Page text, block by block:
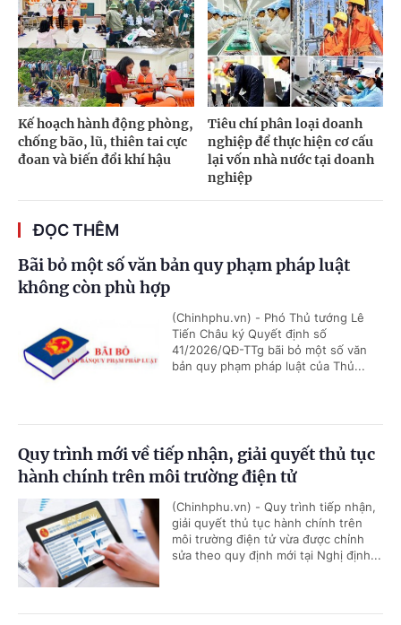
Kế hoạch hành động phòng,
chống bão, lũ, thiên tai cực
đoan và biến đổi khí hậu
Tiêu chí phân loại doanh
nghiệp để thực hiện cơ cấu
lại vốn nhà nước tại doanh
nghiệp
ĐỌC THÊM
Bãi bỏ một số văn bản quy phạm pháp luật
không còn phù hợp
(Chinhphu.vn) - Phó Thủ tướng Lê
Tiến Châu ký Quyết định số
41/2026/QĐ-TTg bãi bỏ một số văn
bản quy phạm pháp luật của Thủ...
Quy trình mới về tiếp nhận, giải quyết thủ tục
hành chính trên môi trường điện tử
(Chinhphu.vn) - Quy trình tiếp nhận,
giải quyết thủ tục hành chính trên
môi trường điện tử vừa được chỉnh
sửa theo quy định mới tại Nghị định...